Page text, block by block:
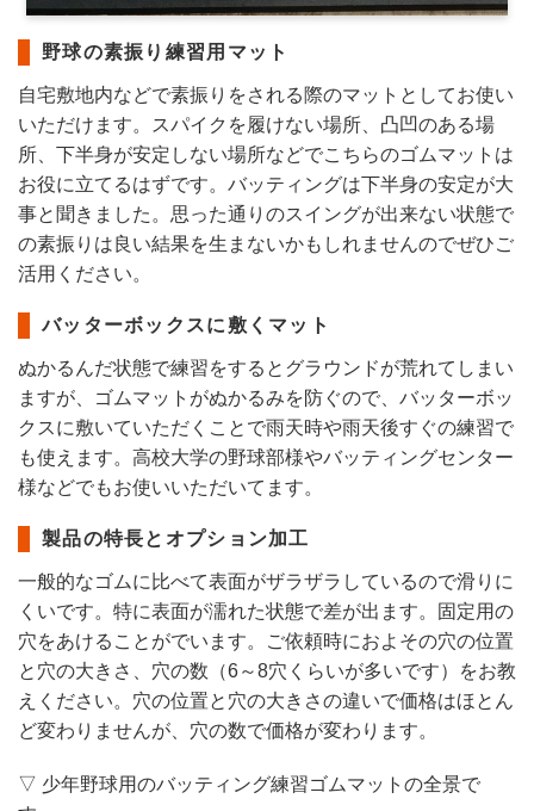
野球の素振り練習用マット
自宅敷地内などで素振りをされる際のマットとしてお使い
いただけます。スパイクを履けない場所、凸凹のある場
所、下半身が安定しない場所などでこちらのゴムマットは
お役に立てるはずです。バッティングは下半身の安定が大
事と聞きました。思った通りのスイングが出来ない状態で
の素振りは良い結果を生まないかもしれませんのでぜひご
活用ください。
バッターボックスに敷くマット
ぬかるんだ状態で練習をするとグラウンドが荒れてしまい
ますが、ゴムマットがぬかるみを防ぐので、バッターボッ
クスに敷いていただくことで雨天時や雨天後すぐの練習で
も使えます。高校大学の野球部様やバッティングセンター
様などでもお使いいただいてます。
製品の特長とオプション加工
一般的なゴムに比べて表面がザラザラしているので滑りに
くいです。特に表面が濡れた状態で差が出ます。固定用の
穴をあけることがでいます。ご依頼時におよその穴の位置
と穴の大きさ、穴の数（6～8穴くらいが多いです）をお教
えください。穴の位置と穴の大きさの違いで価格はほとん
ど変わりませんが、穴の数で価格が変わります。
▽ 少年野球用のバッティング練習ゴムマットの全景で